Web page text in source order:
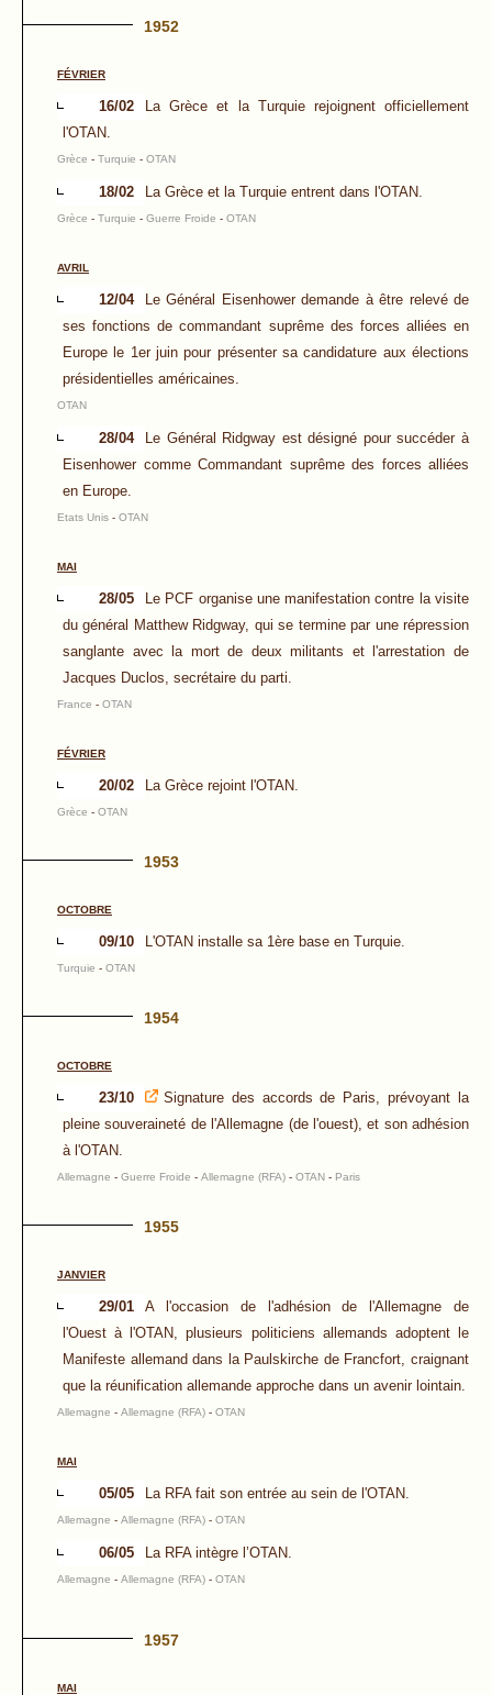
1952
FÉVRIER
16/02
La Grèce et la Turquie rejoignent officiellement
l'OTAN.
Grèce - Turquie - OTAN
18/02 La Grèce et la Turquie entrent dans l'OTAN.
Grèce - Turquie - Guerre Froide - OTAN
AVRIL
12/04
Le Général Eisenhower demande à être relevé de
ses fonctions de commandant suprême des forces alliées en
Europe le 1er juin pour présenter sa candidature aux élections
présidentielles américaines.
OTAN
28/04
Le Général Ridgway est désigné pour succéder à
Eisenhower comme Commandant suprême des forces alliées
en Europe.
Etats Unis - OTAN
MAI
28/05
Le PCF organise une manifestation contre la visite
du général Matthew Ridgway, qui se termine par une répression
sanglante avec la mort de deux militants et l'arrestation de
Jacques Duclos, secrétaire du parti.
France - OTAN
FÉVRIER
20/02 La Grèce rejoint l'OTAN.
Grèce - OTAN
1953
OCTOBRE
09/10 L'OTAN installe sa 1ère base en Turquie.
Turquie - OTAN
1954
OCTOBRE
23/10
Signature des accords de Paris, prévoyant la
pleine souveraineté de l'Allemagne (de l'ouest), et son adhésion
à l'OTAN.
Allemagne - Guerre Froide - Allemagne (RFA) - OTAN - Paris
1955
JANVIER
29/01
A l'occasion de l'adhésion de l'Allemagne de
l'Ouest à l'OTAN, plusieurs politiciens allemands adoptent le
Manifeste allemand dans la Paulskirche de Francfort, craignant
que la réunification allemande approche dans un avenir lointain.
Allemagne - Allemagne (RFA) - OTAN
MAI
05/05 La RFA fait son entrée au sein de l'OTAN.
Allemagne - Allemagne (RFA) - OTAN
06/05 La RFA intègre l’OTAN.
Allemagne - Allemagne (RFA) - OTAN
1957
MAI